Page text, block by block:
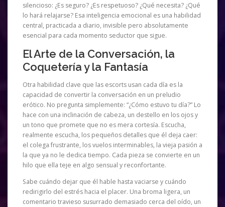
silencioso: ¿Es seguro? ¿Es respetuoso? ¿Qué necesita? ¿Qué
lo hará relajarse? Esa inteligencia emocional es una habilidad
central, practicada a diario, invisible pero absolutamente
esencial para cada momento seductor que sigue.
El Arte de la Conversación, la
Coquetería y la Fantasía
Otra habilidad clave que las escorts usan cada día es la
capacidad de convertir la conversación en un preludio
erótico. No pregunta simplemente: “¿Cómo estuvo tu día?” Lo
hace con una inclinación de cabeza, un destello en los ojos y
un tono que promete que no es mera cortesía. Escucha,
realmente escucha, los pequeños detalles que él deja caer:
el colega frustrante, los vuelos interminables, la vieja pasión a
la que ya no le dedica tiempo. Cada pieza se convierte en un
hilo que ella teje en algo sensual y reconfortante.
Sabe cuándo dejar que él hable hasta vaciarse y cuándo
redirigirlo del estrés hacia el placer. Una broma ligera, un
comentario travieso susurrado demasiado cerca del oído, un